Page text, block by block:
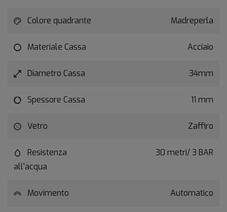
Colore quadrante Madreperla
Materiale Cassa Acciaio
Diametro Cassa 34mm
Spessore Cassa 11 mm
Vetro Zaffiro
Resistenza
all'acqua
30 metri/ 3 BAR
Movimento Automatico